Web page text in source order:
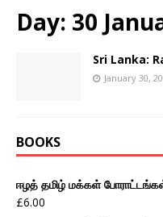
Day: 30
Sri Lanka:
January 30,
BOOKS
ஈழத் தமிழ் மக்கள்
£6.00